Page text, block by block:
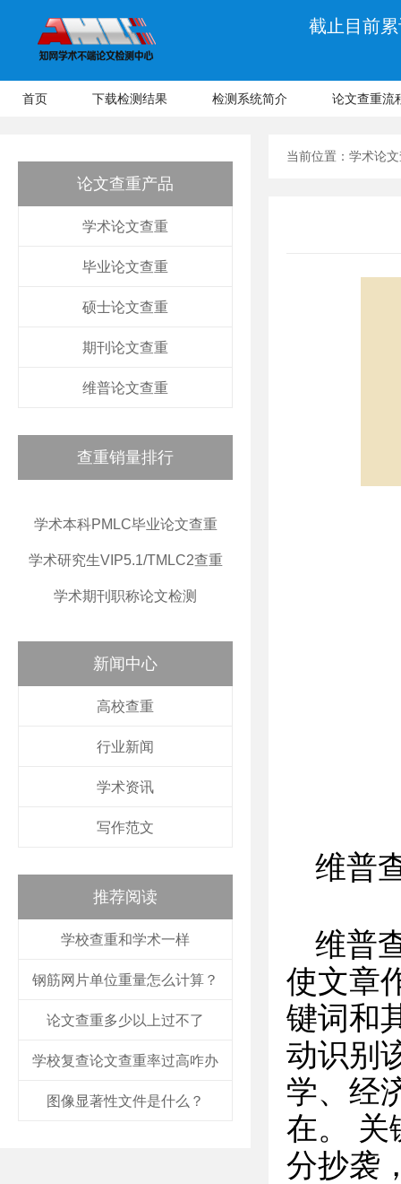
截止目前
首页 下载检测结果 检测系统简介 论文查重流
论文查重产品
学术论文查重
毕业论文查重
硕士论文查重
期刊论文查重
维普论文查重
查重销量排行
学术本科PMLC毕业论文查重
学术研究生VIP5.1/TMLC2查重
学术期刊职称论文检测
新闻中心
高校查重
行业新闻
学术资讯
写作范文
推荐阅读
学校查重和学术一样
钢筋网片单位重量怎么计算？
论文查重多少以上过不了
学校复查论文查重率过高咋办
图像显著性文件是什么？
当前位置： 学术论
维普
维普
使文章
键词和
动识别
学、经
在。 关
分抄袭